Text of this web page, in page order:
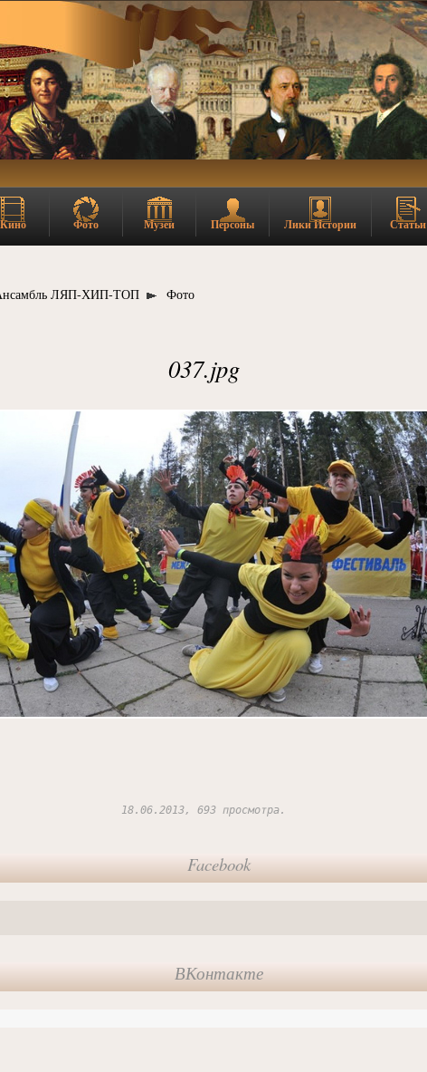
Кино Фото Музеи Персоны Лики Истории Статьи
ЛЯП-ХИП-ТОП Фото
037.jpg
18.06.2013, 693 просмотра.
Facebook
ВКонтакте